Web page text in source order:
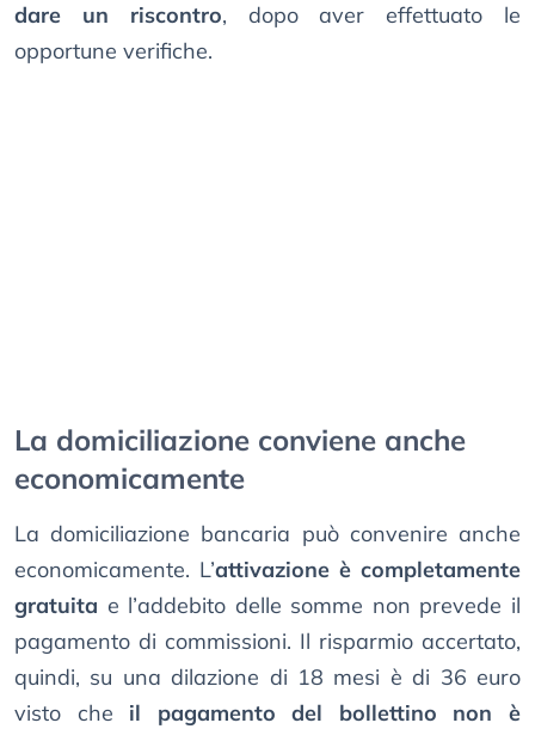
dare un riscontro, dopo aver effettuato le
opportune verifiche.
La domiciliazione conviene anche
economicamente
La domiciliazione bancaria può convenire anche
economicamente. L’attivazione è completamente
gratuita e l’addebito delle somme non prevede il
pagamento di commissioni. Il risparmio accertato,
quindi, su una dilazione di 18 mesi è di 36 euro
visto che il pagamento del bollettino non è